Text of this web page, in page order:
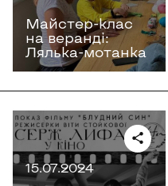
Майстер-клас
на веранді:
Лялька-мотанка
15.07.2024